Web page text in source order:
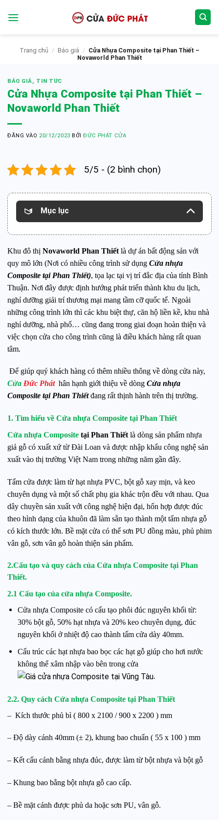
qua
Trang chủ / Báo giá / Cửa Nhựa Composite tại Phan Thiết –
Novaworld Phan Thiết
BÁO GIÁ, TIN TỨC
Cửa Nhựa Composite tại Phan Thiết –
Novaworld Phan Thiết
ĐĂNG VÀO 20/12/2023 BỞIĐỨC PHÁT CỬA
5/5 - (2 bình chọn)
Mục lục
Khu đô thị Novaworld Phan Thiết là dự án bất động sản với
quy mô lớn (Nơi có nhiều công trình sử dụng Cửa nhựa
Composite tại Phan Thiết), tọa lạc tại vị trí đắc địa của tỉnh Bình
Thuận. Nơi đây được định hướng phát triển thành khu du lịch,
nghỉ dưỡng giải trí thương mại mang tầm cỡ quốc tế. Ngoài
những công trình lớn thì các khu biệt thự, căn hộ liền kề, khu nhà
nghỉ dưỡng, nhà phố… cũng đang trong giai đoạn hoàn thiện và
việc chọn cửa cho công trình cũng là điều khách hàng rất quan
tâm.
Để giúp quý khách hàng có thêm nhiều thông về dòng cửa này,
Cửa Đức Phát hân hạnh giới thiệu về dòng Cửa nhựa
Composite tại Phan Thiếtđang rất thịnh hành trên thị trường.
1. Tìm hiểu về Cửa nhựa Composite tại Phan Thiết
Cửa nhựa Composite tại Phan Thiết là dòng sản phẩm nhựa
giả gỗ có xuất xứ từ Đài Loan và được nhập khẩu công nghệ sản
xuất vào thị trường Việt Nam trong những năm gần đây.
Tấm cửa được làm từ hạt nhựa PVC, bột gỗ xay mịn, và keo
chuyên dụng và một số chất phụ gia khác trộn đều với nhau. Qua
dây chuyền sản xuất với công nghệ hiện đại, hổn hợp được đúc
theo hình dạng của khuôn đã làm sẵn tạo thành một tấm nhựa gỗ
có kích thước lớn. Bề mặt cửa có thể sơn PU đồng màu, phủ phim
vân gỗ, sơn vân gỗ hoàn thiện sản phẩm.
2.Cấu tạo và quy cách của Cửa nhựa Composite tại Phan
Thiết.
2.1 Cấu tạo của cửa nhựa Composite.
Cửa nhựa Composite có cấu tạo phôi đúc nguyên khối từ:
30% bột gỗ, 50% hạt nhựa và 20% keo chuyên dụng, đúc
nguyên khối ở nhiệt độ cao thành tấm cửa dày 40mm.
Cấu trúc các hạt nhựa bao bọc các hạt gỗ giúp cho hơi nước
không thể xâm nhập vào bên trong cửa
.
2.2. Quy cách Cửa nhựa Composite tại Phan Thiết
– Kích thước phủ bì ( 800 x 2100 / 900 x 2200 ) mm
– Độ dày cánh 40mm (± 2), khung bao chuẩn ( 55 x 100 ) mm
– Kết cấu cánh bằng nhựa đúc, được làm từ bột nhựa và bột gỗ
– Khung bao bằng bột nhựa gỗ cao cấp.
– Bề mặt cánh được phủ da hoặc sơn PU, vân gỗ.